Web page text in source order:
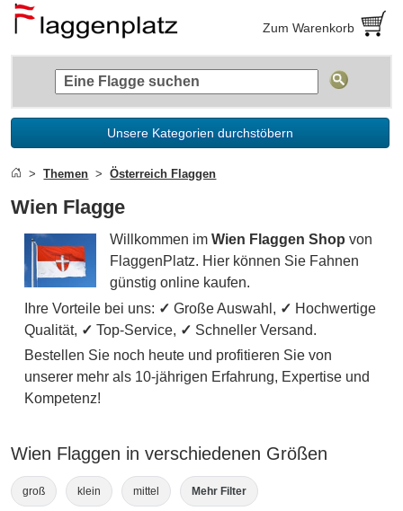
Zum Warenkorb
Unsere Kategorien durchstöbern
Themen Österreich Flaggen
Wien Flagge
Willkommen imWien Flaggen Shop von
FlaggenPlatz. Hier können Sie Fahnen
günstig online kaufen.
Ihre Vorteile bei uns: ✓ Große Auswahl, ✓ Hochwertige
Qualität, ✓ Top-Service, ✓ Schneller Versand.
Bestellen Sie noch heute und profitieren Sie von
unserer mehr als 10-jährigen Erfahrung, Expertise und
Kompetenz!
Wien Flaggen in verschiedenen Größen
groß klein mittel Mehr Filter